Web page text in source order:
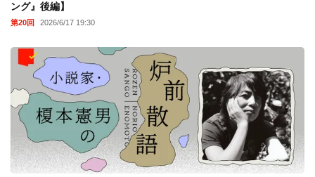
ング』後編】
第20回 2026/6/17 19:30